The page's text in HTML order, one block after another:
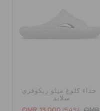
حذاء كلوغ ميلو ريكوفري
سلايد